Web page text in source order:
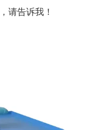
请告诉我！